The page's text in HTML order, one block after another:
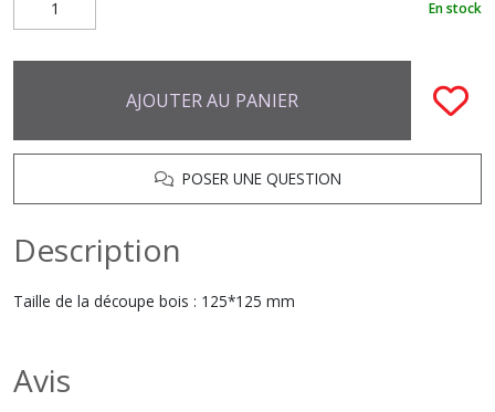
En stock
AJOUTER AU PANIER
POSER UNE QUESTION
Description
Taille de la découpe bois : 125*125 mm
Avis